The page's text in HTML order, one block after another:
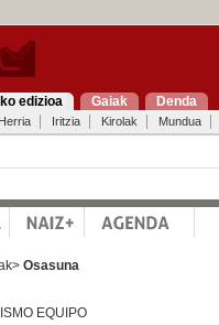
edizioa Gaiak Denda
Iritzia Kirolak Mundua
Osasuna
EQUIPO